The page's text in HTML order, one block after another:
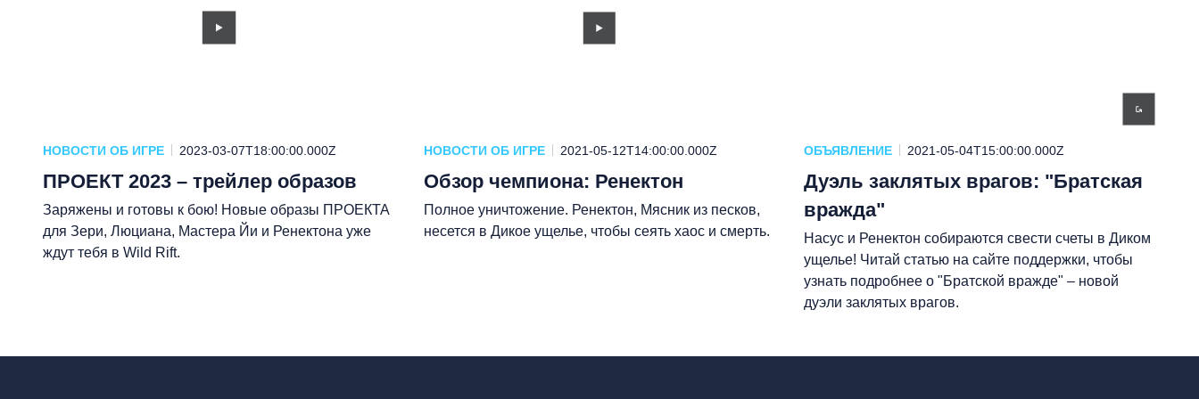
НОВОСТИ ОБ ИГРЕ 2023-03-07T18:00:00.000Z
ПРОЕКТ 2023 – трейлер образов
Заряжены и готовы к бою! Новые образы ПРОЕКТА
для Зери, Люциана, Мастера Йи и Ренектона уже
ждут тебя в Wild Rift.
НОВОСТИ ОБ ИГРЕ 2021-05-12T14:00:00.000Z
Обзор чемпиона: Ренектон
Полное уничтожение. Ренектон, Мясник из песков,
несется в Дикое ущелье, чтобы сеять хаос и смерть.
ОБЪЯВЛЕНИЕ 2021-05-04T15:00:00.000Z
Дуэль заклятых врагов: "Братская
вражда"
Насус и Ренектон собираются свести счеты в Диком
ущелье! Читай статью на сайте поддержки, чтобы
узнать подробнее о "Братской вражде" – новой
дуэли заклятых врагов.